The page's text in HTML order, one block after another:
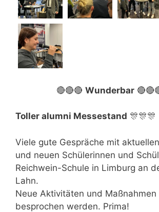
🔴🔴🔴 Wunderbar
Toller alumni Messestand 🎊🎊🎊
Viele gute Gespräche mit
und neuen Schülerinnen und
Reichwein-Schule in Limburg an
Lahn.
Neue Aktivitäten und Maßnahmen
besprochen werden. Prima!